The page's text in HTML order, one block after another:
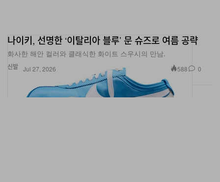
신발
나이키, 선명한 ‘이탈리아 블루’ 문 슈즈로 여름 공략
화사한 해안 컬러와 클래식한 화이트 스우시의 만남.
Jul 27, 2026 588 0